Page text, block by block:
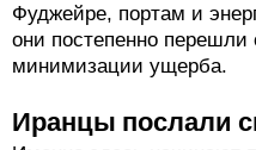
Фуджейре, портам и
они постепенно
минимизации ущерба.
Иранцы послали